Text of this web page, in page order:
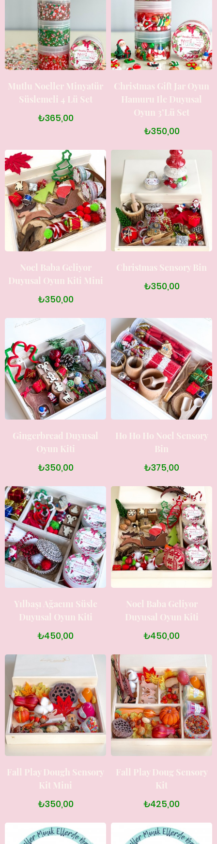
Mutlu Noeller Minyatür
Süslemeli 4 Lü Set
₺365,00
Christmas Gift Jar Oyun
Hamuru Ile Duyusal
Oyun 3’lü Set
₺350,00
Noel Baba Geliyor
Duyusal Oyun Kiti Mini
₺350,00
Christmas Sensory Bin
₺350,00
Gingerbread Duyusal
Oyun Kiti
₺350,00
Ho Ho Ho Noel Sensory
Bin
₺375,00
Yılbaşı Ağacını Süsle
Duyusal Oyun Kiti
₺450,00
Noel Baba Geliyor
Duyusal Oyun Kiti
₺450,00
Fall Play Dough Sensory
Kit Mini
₺350,00
Fall Play Doug Sensory
Kit
₺425,00